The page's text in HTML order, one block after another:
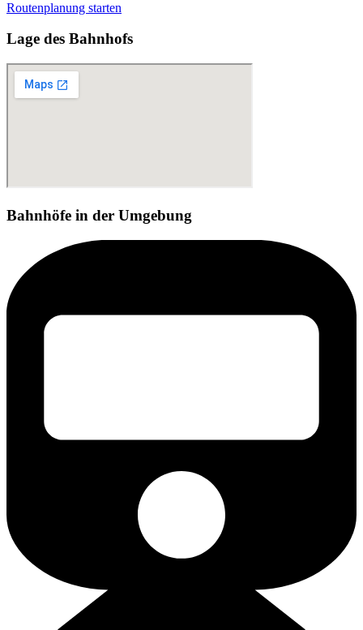
Routenplanung starten
Lage des Bahnhofs
Bahnhöfe in der Umgebung